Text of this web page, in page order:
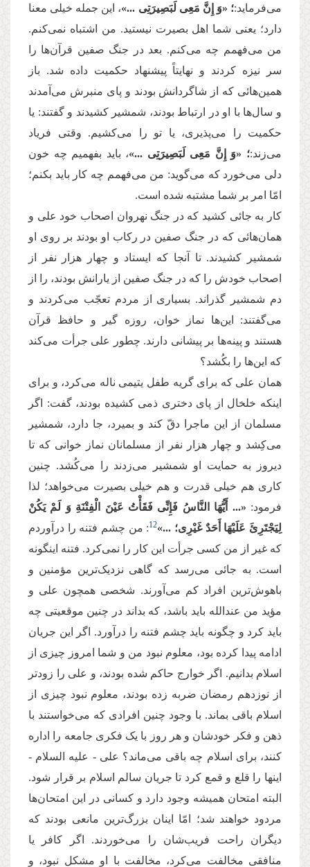
می‌فرماید:؛ «وَ إِنَّ مَعِی لَبَصِیرَتِی ...»، این جمله خیلی معنا
دارد؛ یعنی شما اهل بصیرت نیستید. من اشتباه نمی‌کنم.
من می‌فهمم چه می‌کنم. بعد در جنگ صفین قرآن‌ها را
سر نیزه کردند و نهایتاً پیشنهاد حکمیت داده شد. باز
همین‌هائی که از شاگردانش بودند و پای منبرش می‌آمدند
و سال‌ها با او در ارتباط بودند، شمشیر کشیدند و گفتند: یا
حکمیت را می‌پذیری، یا تو را می‌کشیم. وقتی فریاد
می‌زند:؛ «وَ إِنَّ مَعِی لَبَصِیرَتِی ...»، باید بفهمیم چه خون
دلی می‌خورد که می‌گوید: من می‌فهمم چه کار باید بکنم؛
امّا امر بر شما مشتبه شده است.
کار به جائی کشید که در جنگ نهروان اصحاب خود علی و
همان‌هائی که در جنگ صفین در رکاب او بودند بر روی او
شمشیر کشیدند. تا آنجا که ایستاد و چهار هزار نفر از
اصحاب خودش را که در جنگ صفین از یارانش بودند، را از
دم شمشیر گذراند. بسیاری از مردم تعجّب می‌کردند و
می‌گفتند: این‌ها نماز خوان، روزه گیر و حافظ قرآن
هستند و پینه‌ها بر پیشانی دارند. چطور علی جرأت می‌کند
که این‌ها را بکُشد؟
همان علی که برای گریه طفل یتیمی ناله می‌کرد، و برای
اینکه خلخال از پای دختری ذمی کشیده بودند، گفت: اگر
مسلمان از این ماجرا دقّ کند و بمیرد، جا دارد، شمشیر
می‌کِشد و چهار هزار نفر از مسلمانان نماز خوانی که تا
دیروز به حمایت او شمشیر می‌زدند را می‌کُشد. چنین
کاری هم خیلی قدرت و هم خیلی بصیرت می‌خواهد؛ لذا
فرمود: «... أَیُّهَا النَّاسُ فَإِنِّی فَقَأْتُ عَیْنَ الْفِتْنَةِ وَ لَمْ یَكُنْ
لِیَجْتَرِئَ عَلَیْهَا أَحَدٌ غَیْرِی‏؛ ...»12: من چشم فتنه را درآوردم
که غیر از من کسی جرأت این کار را نمی‌کرد. فتنه اینگونه
است. به جائی می‌رسد که گاهی نزدیک‌ترین مؤمنین و
باهوش‌ترین افراد کم می‌آورند. شخصی همچون علی و
مؤید من عندالله باید باشد، که بداند در چنین موقعیتی چه
باید کرد و چگونه باید چشم فتنه را درآورد. اگر این جریان
ادامه پیدا کرده بود، معلوم نبود من و شما امروز چیزی از
اسلام بدانیم. اگر خوارج حاکم شده بودند، و علی را زودتر
از نوزدهم رمضان ضربه زده بودند، معلوم نبود چیزی از
اسلام باقی بماند. با وجود چنین افرادی که می‌خواستند با
ذهن و فکر خودشان و هر روز با یک فکری جامعه را اداره
کنند، برای اسلام چه باقی می‌ماند؟ علی - علیه السلام -
اینها را قلع و قمع کرد تا جریان سالم اسلام بر قرار شود.
البته امتحان همیشه وجود دارد و کسانی در این امتحان‌ها
مردود خواهند شد؛ امّا اینان بزرگ‌ترین مانعی بودند که
دیگران راحت فریب‌شان را می‌خوردند. اگر کافر یا
منافقی مخالفت می‌کرد، مخالفت با او مشکل نبود، و